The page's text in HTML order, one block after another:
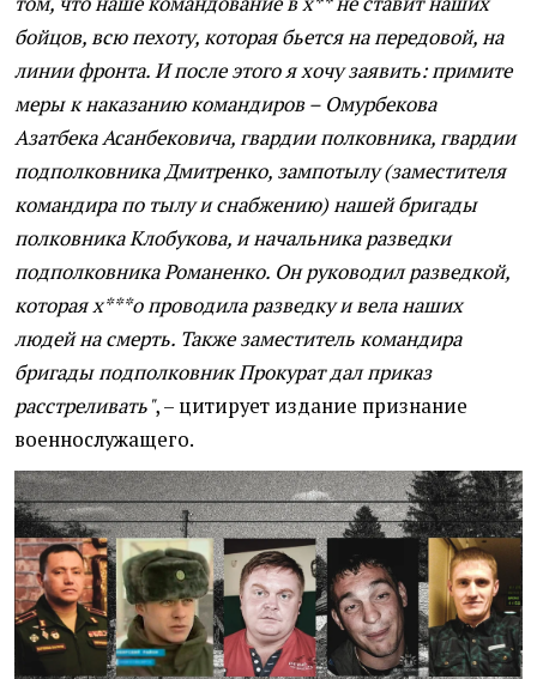
бойцов, всю пехоту, которая бьется на передовой, на
линии фронта. И после этого я хочу заявить: примите
меры к наказанию командиров – Омурбекова
Азатбека Асанбековича, гвардии полковника, гвардии
подполковника Дмитренко, зампотылу (заместителя
командира по тылу и снабжению) нашей бригады
полковника Клобукова, и начальника разведки
подполковника Романенко. Он руководил разведкой,
которая х***о проводила разведку и вела наших
людей на смерть. Также заместитель командира
бригады подполковник Прокурат дал приказ
расстреливать", – цитирует издание признание
военнослужащего.